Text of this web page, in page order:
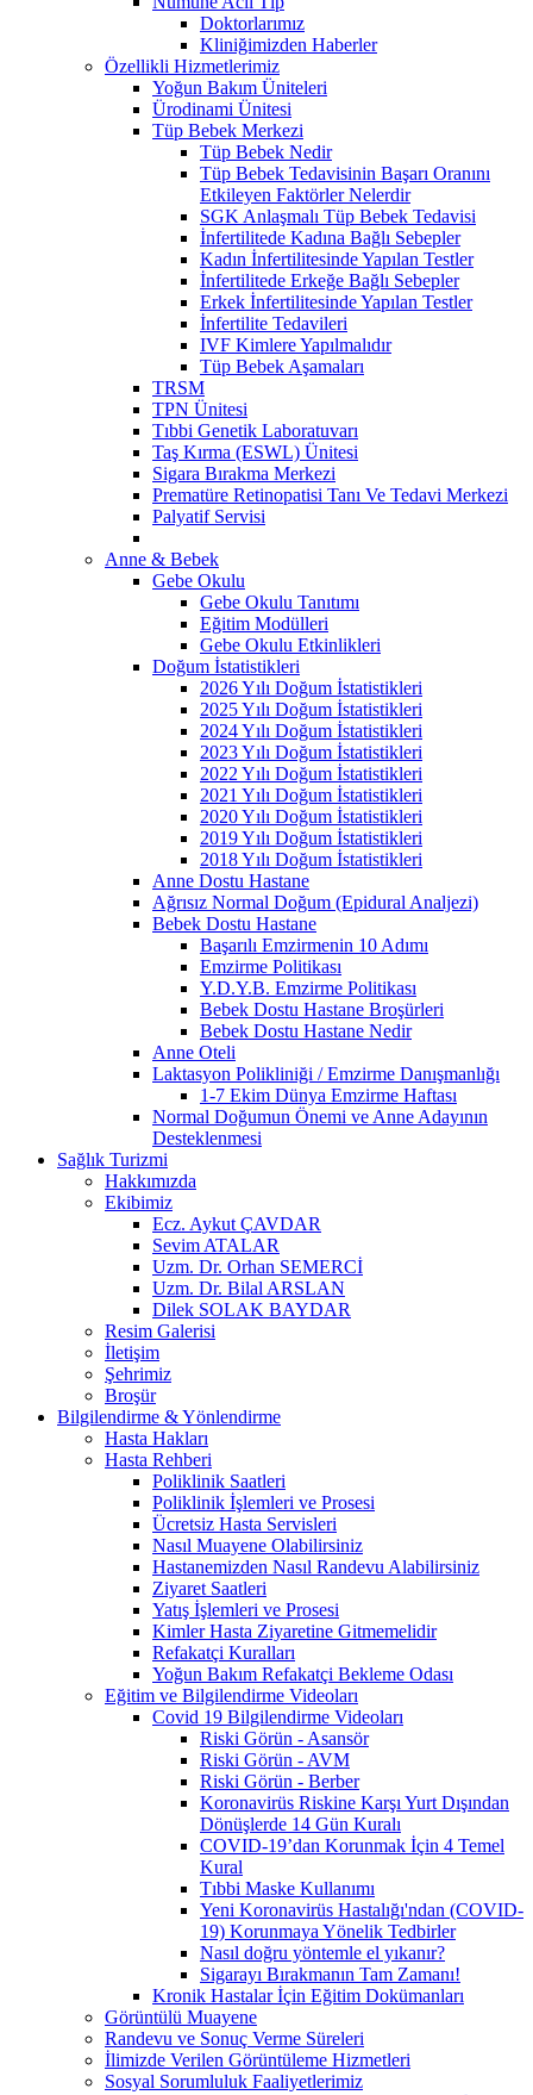
Doktorlarımız
Kliniğimizden Haberler
Özellikli Hizmetlerimiz
Yoğun Bakım Üniteleri
Ürodinami Ünitesi
Tüp Bebek Merkezi
Tüp Bebek Nedir
Tüp Bebek Tedavisinin Başarı Oranını
Etkileyen Faktörler Nelerdir
SGK Anlaşmalı Tüp Bebek Tedavisi
İnfertilitede Kadına Bağlı Sebepler
Kadın İnfertilitesinde Yapılan Testler
İnfertilitede Erkeğe Bağlı Sebepler
Erkek İnfertilitesinde Yapılan Testler
İnfertilite Tedavileri
IVF Kimlere Yapılmalıdır
Tüp Bebek Aşamaları
TRSM
TPN Ünitesi
Tıbbi Genetik Laboratuvarı
Taş Kırma (ESWL) Ünitesi
Sigara Bırakma Merkezi
Prematüre Retinopatisi Tanı Ve Tedavi Merkezi
Palyatif Servisi
Anne & Bebek
Gebe Okulu
Gebe Okulu Tanıtımı
Eğitim Modülleri
Gebe Okulu Etkinlikleri
Doğum İstatistikleri
2026 Yılı Doğum İstatistikleri
2025 Yılı Doğum İstatistikleri
2024 Yılı Doğum İstatistikleri
2023 Yılı Doğum İstatistikleri
2022 Yılı Doğum İstatistikleri
2021 Yılı Doğum İstatistikleri
2020 Yılı Doğum İstatistikleri
2019 Yılı Doğum İstatistikleri
2018 Yılı Doğum İstatistikleri
Anne Dostu Hastane
Ağrısız Normal Doğum (Epidural Analjezi)
Bebek Dostu Hastane
Başarılı Emzirmenin 10 Adımı
Emzirme Politikası
Y.D.Y.B. Emzirme Politikası
Bebek Dostu Hastane Broşürleri
Bebek Dostu Hastane Nedir
Anne Oteli
Laktasyon Polikliniği / Emzirme Danışmanlığı
1-7 Ekim Dünya Emzirme Haftası
Normal Doğumun Önemi ve Anne Adayının
Desteklenmesi
Sağlık Turizmi
Hakkımızda
Ekibimiz
Ecz. Aykut ÇAVDAR
Sevim ATALAR
Uzm. Dr. Orhan SEMERCİ
Uzm. Dr. Bilal ARSLAN
Dilek SOLAK BAYDAR
Resim Galerisi
İletişim
Şehrimiz
Broşür
Bilgilendirme & Yönlendirme
Hasta Hakları
Hasta Rehberi
Poliklinik Saatleri
Poliklinik İşlemleri ve Prosesi
Ücretsiz Hasta Servisleri
Nasıl Muayene Olabilirsiniz
Hastanemizden Nasıl Randevu Alabilirsiniz
Ziyaret Saatleri
Yatış İşlemleri ve Prosesi
Kimler Hasta Ziyaretine Gitmemelidir
Refakatçi Kuralları
Yoğun Bakım Refakatçi Bekleme Odası
Eğitim ve Bilgilendirme Videoları
Covid 19 Bilgilendirme Videoları
Riski Görün - Asansör
Riski Görün - AVM
Riski Görün - Berber
Koronavirüs Riskine Karşı Yurt Dışından
Dönüşlerde 14 Gün Kuralı
COVID-19’dan Korunmak İçin 4 Temel
Kural
Tıbbi Maske Kullanımı
Yeni Koronavirüs Hastalığı'ndan (COVID-
19) Korunmaya Yönelik Tedbirler
Nasıl doğru yöntemle el yıkanır?
Sigarayı Bırakmanın Tam Zamanı!
Kronik Hastalar İçin Eğitim Dokümanları
Görüntülü Muayene
Randevu ve Sonuç Verme Süreleri
İlimizde Verilen Görüntüleme Hizmetleri
Sosyal Sorumluluk Faaliyetlerimiz